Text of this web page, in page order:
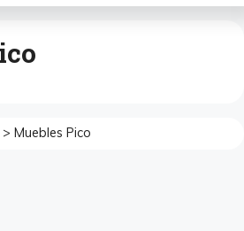
> Muebles Pico